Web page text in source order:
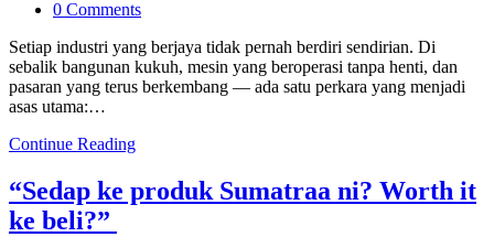
category:
Post
0 Comments
Setiap industri yang berjaya tidak pernah berdiri sendirian. Di
sebalik bangunan kukuh, mesin yang beroperasi tanpa henti, dan
pasaran yang terus berkembang — ada satu perkara yang menjadi
asas utama:…
Continue ReadingSetiap
berjaya
“Sedap ke produk Sumatraa ni? Worth it
ke beli?”